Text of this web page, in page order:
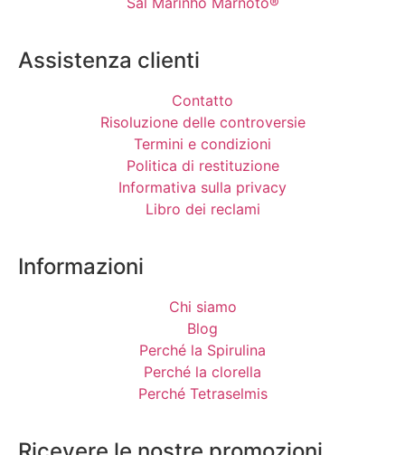
Assistenza clienti
Contatto
Risoluzione delle controversie
Termini e condizioni
Politica di restituzione
Informativa sulla privacy
Libro dei reclami
Informazioni
Chi siamo
Blog
Perché la Spirulina
Perché la clorella
Perché Tetraselmis